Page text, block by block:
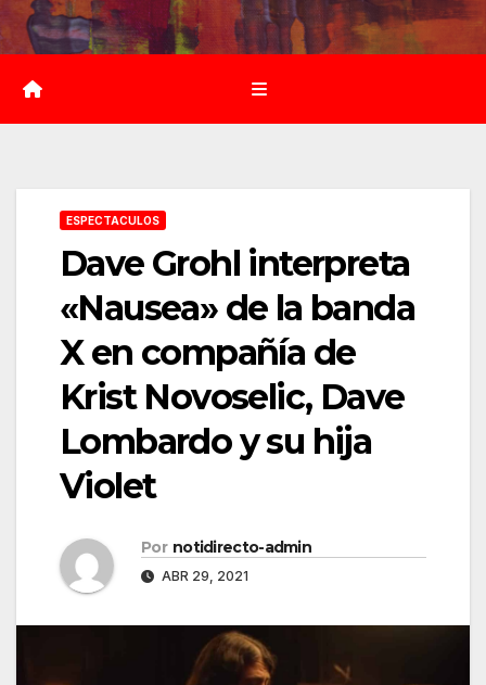
Saltar
al
contenido
ESPECTACULOS
Dave Grohl interpreta
«Nausea» de la banda
X en compañía de
Krist Novoselic, Dave
Lombardo y su hija
Violet
Por notidirecto-admin
ABR 29, 2021